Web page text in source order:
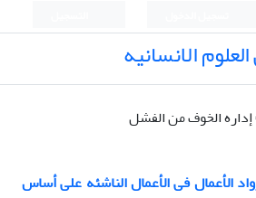
الانسانیه
إداره الخوف من الفشل
الأعمال فی الأعمال الناشئه علی أساس